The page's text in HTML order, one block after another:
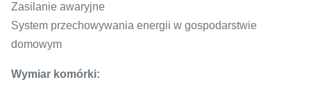
Zasilanie awaryjne
System przechowywania energii w gospodarstwie
domowym
Wymiar komórki: